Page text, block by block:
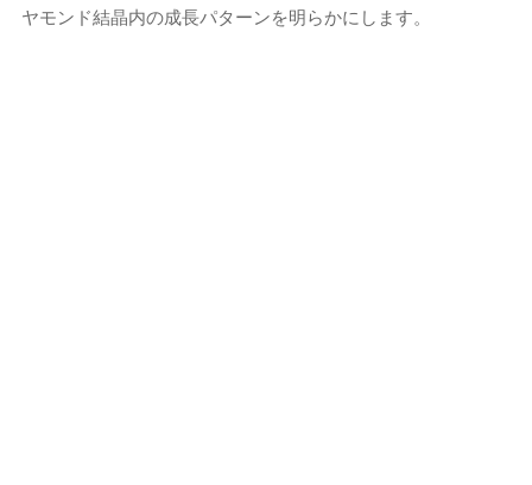
ヤモンド結晶内の成長パターンを明らかにします。